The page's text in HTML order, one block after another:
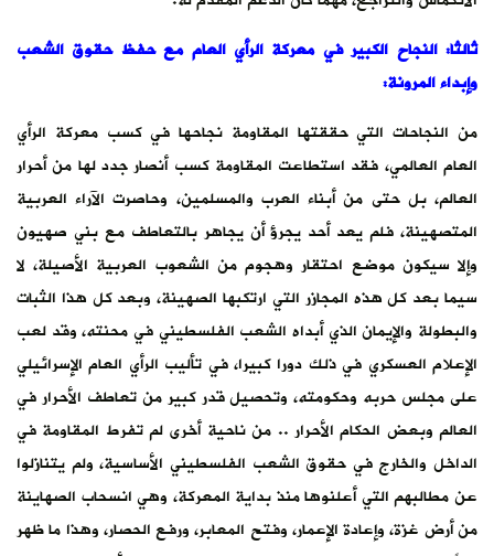
ثالثا: النجاح الكبير في معركة الرأي العام مع حفظ حقوق الشعب
وإبداء المرونة:
من النجاحات التي حققتها المقاومة نجاحها في كسب معركة الرأي
العام العالمي، فقد استطاعت المقاومة كسب أنصار جدد لها من أحرار
العالم، بل حتى من أبناء العرب والمسلمين، وحاصرت الآراء العربية
المتصهينة، فلم يعد أحد يجرؤ أن يجاهر بالتعاطف مع بني صهيون
وإلا سيكون موضع احتقار وهجوم من الشعوب العربية الأصيلة، لا
سيما بعد كل هذه المجازر التي ارتكبها الصهينة، وبعد كل هذا الثبات
والبطولة والإيمان الذي أبداه الشعب الفلسطيني في محنته، وقد لعب
الإعلام العسكري في ذلك دورا كبيرا، في تأليب الرأي العام الإسرائيلي
على مجلس حربه وحكومته، وتحصيل قدر كبير من تعاطف الأحرار في
العالم وبعض الحكام الأحرار .. من ناحية أخرى لم تفرط المقاومة في
الداخل والخارج في حقوق الشعب الفلسطيني الأساسية، ولم يتنازلوا
عن مطالبهم التي أعلنوها منذ بداية المعركة، وهي انسحاب الصهاينة
من أرض غزة، وإعادة الإعمار، وفتح المعابر، ورفع الحصار، وهذا ما ظهر